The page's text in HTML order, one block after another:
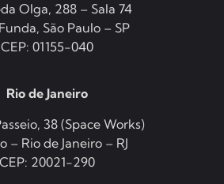
Olga, 288 – Sala 74
São Paulo – SP
CEP: 01155-040
Rio de Janeiro
38 (Space Works)
– Rio de Janeiro – RJ
CEP: 20021-290